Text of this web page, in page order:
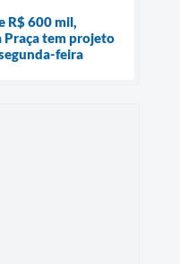
R$ 600 mil,
Praça tem projeto
feira